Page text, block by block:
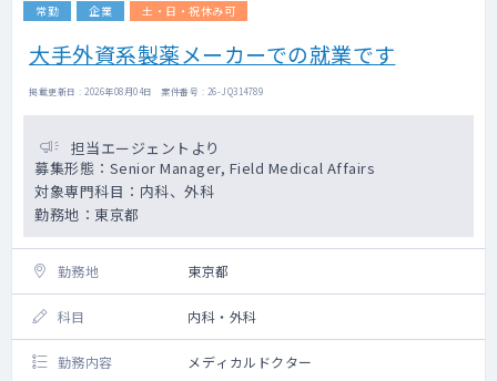
・プロトコルの明確化、組入れ基準の決定、
トコル関連の問題について、プロジェクトメ
バイスを行う
医学的レビューを行う
・プロジェクトチームに対し、疾患領域や適
応症に関するトレーニングを提供する
参加する
・ファーマコビジランス部門と協力して、重
・ファーマコビジランス部門と協力し、また
はその代理として、累積/類似症例の分析をサ
ポートする
常勤 企業 土・日・祝休み可
大手外資系製薬メーカーでの就業です
掲載更新日 : 2026年08月04日 案件番号 : 26-JQ314789
担当エージェントより
募集形態：Senior Manager, Field Medical Affairs
対象専門科目：内科、外科
勤務地：東京都
勤務地 東京都
科目 内科・外科
勤務内容 メディカルドクター